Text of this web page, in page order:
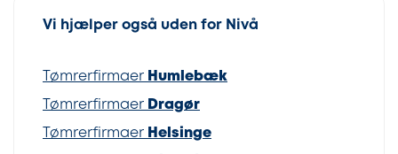
Vi hjælper også uden for Nivå
Tømrerfirmaer Humlebæk
Tømrerfirmaer Dragør
Tømrerfirmaer Helsinge